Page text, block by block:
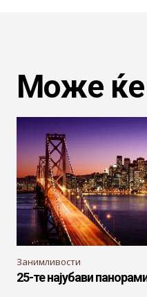
Може ќе
Занимливости
25-те најубави